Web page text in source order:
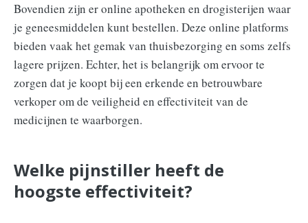
Bovendien zijn er online apotheken en drogisterijen waar
je geneesmiddelen kunt bestellen. Deze online platforms
bieden vaak het gemak van thuisbezorging en soms zelfs
lagere prijzen. Echter, het is belangrijk om ervoor te
zorgen dat je koopt bij een erkende en betrouwbare
verkoper om de veiligheid en effectiviteit van de
medicijnen te waarborgen.
Welke pijnstiller heeft de
hoogste effectiviteit?